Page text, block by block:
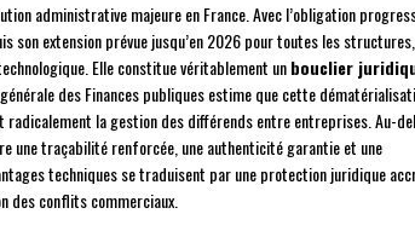
administrative majeure en France. Avec l’obligation
extension prévue jusqu’en 2026 pour toutes les structures,
Elle constitue véritablement unbouclier
des Finances publiques estime que cette
la gestion des différends entre entreprises. Au-
une traçabilité renforcée, une authenticité garantie et une
techniques se traduisent par une protection juridique
conflits commerciaux.